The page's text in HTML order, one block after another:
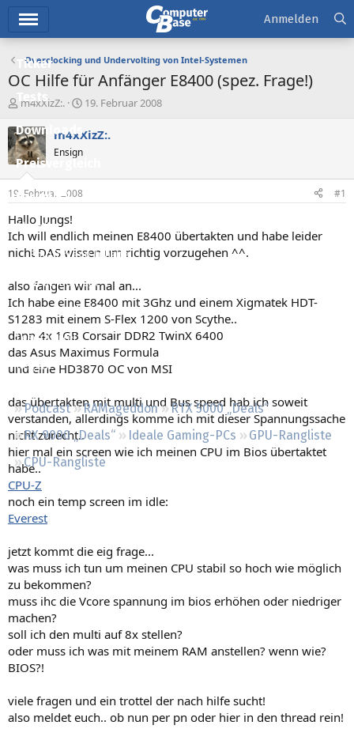
Ticker
Tests
Downloads
Preisvergleich
Forum
Aktuelles
Empfohlene Inhalte
Neue Beiträge
Neueste Aktivitäten
Leserartikel
Regeln
Podcast RAMageddon
RTX 5000 „Deals“
RX 9000 „Deals“
Ideale Gaming-PCs
GPU-Rangliste
CPU-Rangliste
Anmelden
Overclocking und Undervolting von Intel-Systemen
OC Hilfe für Anfänger E8400 (spez. Frage!)
E
s
t
e
e
r
m4xXizZ:.
E
s
t
m
19. Februar 2008
m4xXizZ:.
Ensign
19. Februar 2008 #1
Hallo Jungs!
Ich will endlich meinen E8400 übertakten und habe leider
nicht DAS wissen um richtig vorzugehen ^^.
also fangen wir mal an...
Ich habe eine E8400 mit 3Ghz und einem Xigmatek HDT-
S1283 mit einem S-Flex 1200 von Scythe..
dann 4x 1GB Corsair DDR2 TwinX 6400
das Asus Maximus Formula
und eine HD3870 OC von MSI
das übertakten mit multi und Bus speed hab ich soweit
verstanden, allerdings komme ich mit dieser Spannungssache
nicht zurecht..
hier mal ein screen wie ich meinen CPU im Bios übertaktet
habe..
CPU-Z
noch ein temp screen im idle:
Everest
jetzt kommt die eig frage...
was muss ich tun um meinen CPU stabil so hoch wie möglich
zu bekommen?
muss ihc die Vcore spannung im bios erhöhen oder niedriger
machen?
soll ich den multi auf 8x stellen?
oder muss ich was mit meinem RAM anstellen? wenn wie?
BIOS?!
viele fragen und ein trottel der nach hilfe sucht!
also meldet euch.. ob nun per pn oder hier in den thread rein!